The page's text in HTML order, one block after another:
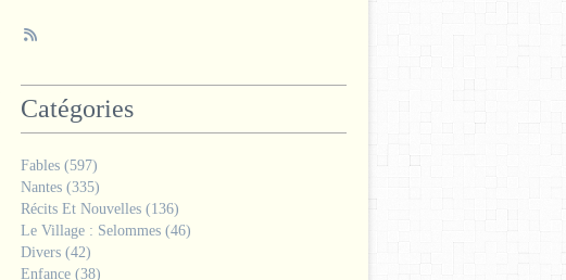
Catégories
Fables (597)
Nantes (335)
Récits Et Nouvelles (136)
Le Village : Selommes (46)
Divers (42)
Enfance (38)